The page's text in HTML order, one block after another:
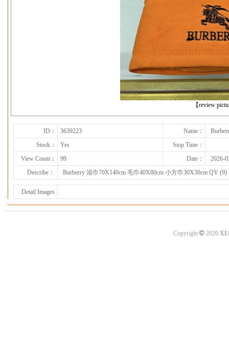
【review
下一张
ID： 3639223 Name：
Stock：
Yes
Stop Time：
View Count：
99 Date：
2026-
Describe：
Burberry 浴巾70X140cm 毛巾40X80cm 小方巾30X30cm QY (9)
Detail Images
Copyright ©2020